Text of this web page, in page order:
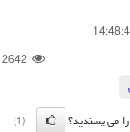
2642
می پسندید؟
(1)